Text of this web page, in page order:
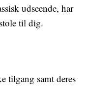
udseende, har
til dig.
tilgang samt deres